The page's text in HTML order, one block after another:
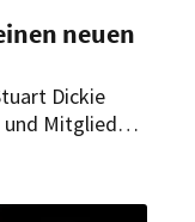
neuen
Dickie
und Mitglied